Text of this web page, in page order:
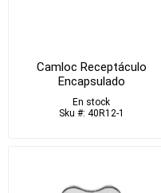
Camloc Receptáculo
Encapsulado
En stock
Sku #: 40R12-1